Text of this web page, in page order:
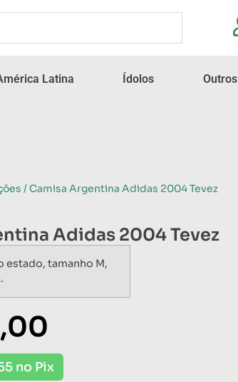
Latina Ídolos Outros
/ Camisa Argentina Adidas 2004 Tevez
Adidas 2004 Tevez
estado, tamanho M,
no Pix